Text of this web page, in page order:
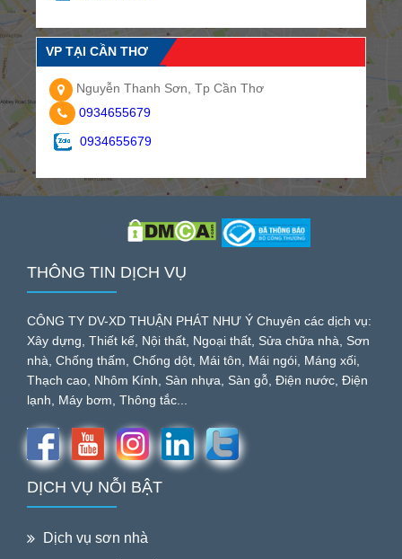
VP TẠI CẦN THƠ
Nguyễn Thanh Sơn, Tp Cần Thơ
0934655679
0934655679
THÔNG TIN DỊCH VỤ
CÔNG TY DV-XD THUẬN PHÁT NHƯ Ý Chuyên các dịch vụ:
Xây dựng, Thiết kế, Nội thất, Ngoại thất, Sửa chữa nhà, Sơn
nhà, Chống thấm, Chống dột, Mái tôn, Mái ngói, Máng xối,
Thạch cao, Nhôm Kính, Sàn nhựa, Sàn gỗ, Điện nước, Điện
lạnh, Máy bơm, Thông tắc...
DỊCH VỤ NỖI BẬT
Dịch vụ sơn nhà